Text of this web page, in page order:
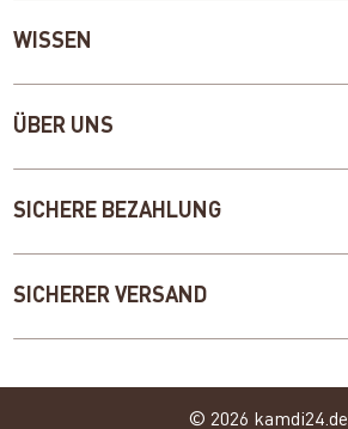
WISSEN
ÜBER UNS
SICHERE BEZAHLUNG
SICHERER VERSAND
© 2026 kamdi24.de